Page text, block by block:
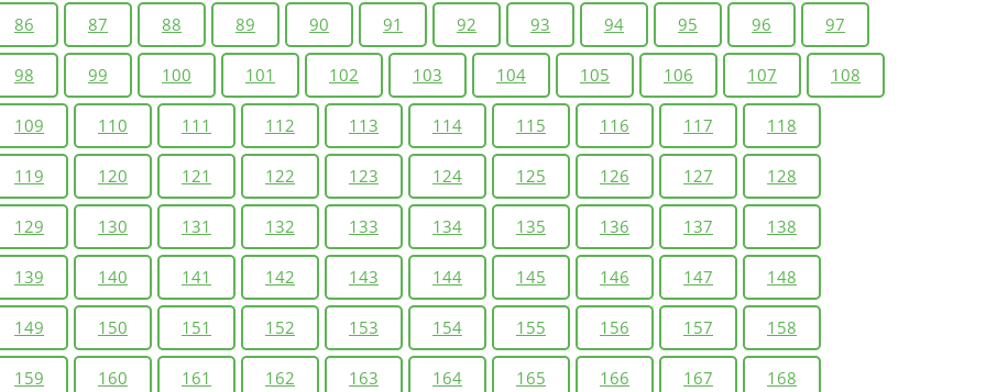
86 87 88 89 90 91 92 93 94 95 96 97
98 99 100 101 102 103 104 105 106 107 108
109 110 111 112 113 114 115 116 117 118
119 120 121 122 123 124 125 126 127 128
129 130 131 132 133 134 135 136 137 138
139 140 141 142 143 144 145 146 147 148
149 150 151 152 153 154 155 156 157 158
159 160 161 162 163 164 165 166 167 168